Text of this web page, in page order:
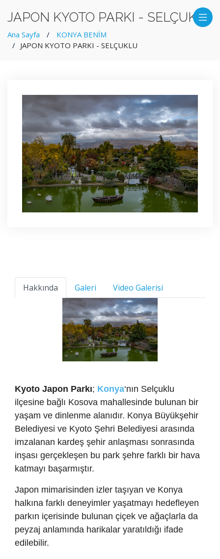
JAPON KYOTO PARKI - SELÇUKLU
Ana Sayfa
KONYA BENİM
JAPON KYOTO PARKI - SELÇUKLU
Hakkında Galeri Video Galerisi
Kyoto Japon Parkı; Konya‘nın Selçuklu
ilçesine bağlı Kosova mahallesinde bulunan bir
yaşam ve dinlenme alanıdır. Konya Büyükşehir
Belediyesi ve Kyoto Şehri Belediyesi arasında
imzalanan kardeş şehir anlaşması sonrasında
inşası gerçekleşen bu park şehre farklı bir hava
katmayı başarmıştır.
Japon mimarisinden izler taşıyan ve Konya
halkına farklı deneyimler yaşatmayı hedefleyen
parkın içerisinde bulunan çiçek ve ağaçlarla da
peyzaj anlamında harikalar yaratıldığı ifade
edilebilir.